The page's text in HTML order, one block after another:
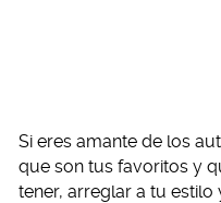
Si eres amante de los
que son tus favoritos y
tener, arreglar a tu